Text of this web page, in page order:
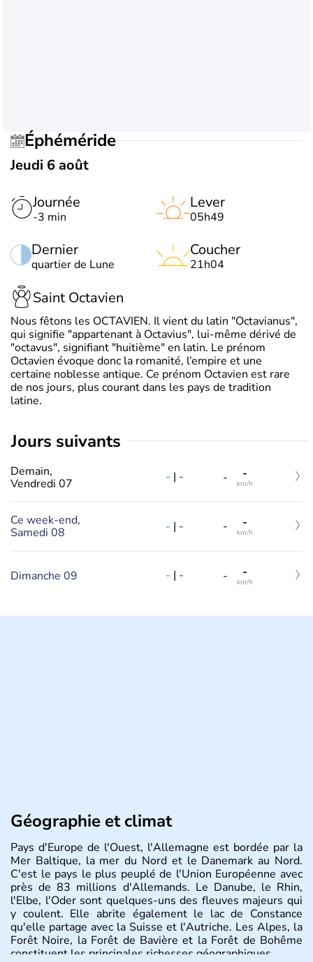
Éphéméride
Jeudi 6 août
Journée
-3 min
Dernier
quartier de Lune
Lever
05h49
Coucher
21h04
Saint Octavien
Nous fêtons les OCTAVIEN. Il vient du latin "Octavianus",
qui signifie "appartenant à Octavius", lui-même dérivé de
"octavus", signifiant "huitième" en latin. Le prénom
Octavien évoque donc la romanité, l’empire et une
certaine noblesse antique. Ce prénom Octavien est rare
de nos jours, plus courant dans les pays de tradition
latine.
jours suivants
Demain,
Vendredi 07
- | - - -
km/h
Ce week-end,
Samedi 08
- | - - -
km/h
Dimanche 09 - | - - -
km/h
Géographie et climat
Pays d'Europe de l'Ouest, l'Allemagne est bordée par la
Mer Baltique, la mer du Nord et le Danemark au Nord.
C'est le pays le plus peuplé de l'Union Européenne avec
près de 83 millions d'Allemands. Le Danube, le Rhin,
l'Elbe, l'Oder sont quelques-uns des fleuves majeurs qui
y coulent. Elle abrite également le lac de Constance
qu'elle partage avec la Suisse et l'Autriche. Les Alpes, la
Forêt Noire, la Forêt de Bavière et la Forêt de Bohême
constituent les principales richesses géographiques.